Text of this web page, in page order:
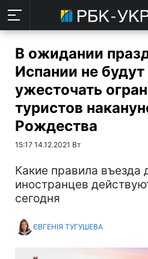
В ожидании
Испании не будут
ужесточать
туристов
Рождества
15:17 14.12.2021 Вт
Какие правила въезда
иностранцев
сегодня
ЄВГЕНІЯ ТУГУШЕВА